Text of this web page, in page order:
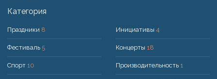
Категория
Праздники 8
Фестиваль 5
Спорт 10
Инициативы 4
Концерты 18
Производительность 1